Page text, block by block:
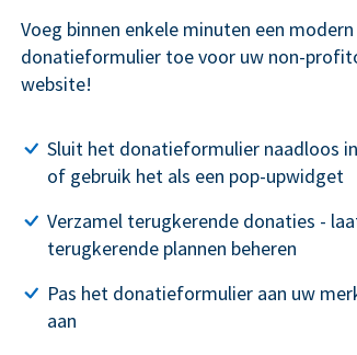
Voeg binnen enkele minuten een
donatieformulier toe voor uw non-
website!
Sluit het donatieformulier naadloos
of gebruik het als een pop-upwidget
Verzamel terugkerende donaties -
terugkerende plannen beheren
Pas het donatieformulier aan uw
aan